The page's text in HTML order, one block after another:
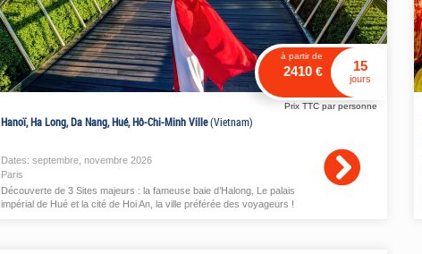
à partir de
2410€ 15
jours
Prix TTC par personne
Hanoï, Ha Long, Da Nang, Hué, Hô-Chi-Minh Ville(Vietnam)
Dates: septembre novembre 2026
Paris
Découverte de 3 Sites majeurs : la fameuse baie d’Halong, Le palais
impérial de Hué et la cité de Hoi An, la ville préférée des voyageurs !